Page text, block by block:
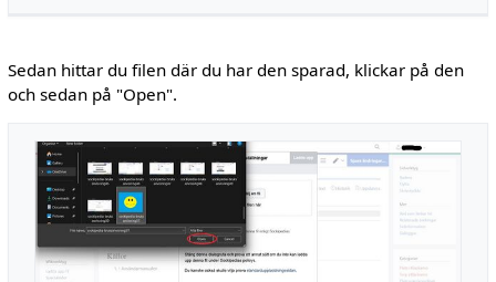
Sedan hittar du filen där du har den sparad, klickar på den
och sedan på "Open".